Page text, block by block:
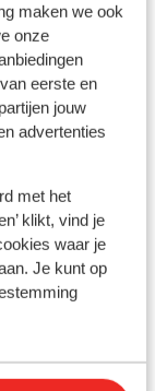
maken we ook
onze
eerste en
jouw
advertenties
met het
klikt, vind je
waar je
Je kunt op